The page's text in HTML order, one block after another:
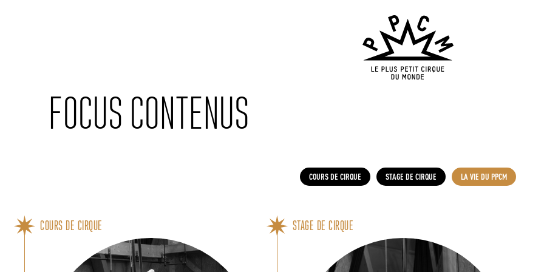
FOCUS CONTENUS
COURS DE CIRQUE STAGE DE CIRQUE LA VIE DU PPCM
COURS DE CIRQUE STAGE DE CIRQUE